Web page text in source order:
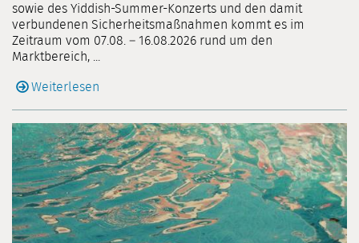
sowie des Yiddish-Summer-Konzerts und den damit
verbundenen Sicherheitsmaßnahmen kommt es im
Zeitraum vom 07.08. – 16.08.2026 rund um den
Marktbereich, ...
Weiterlesen